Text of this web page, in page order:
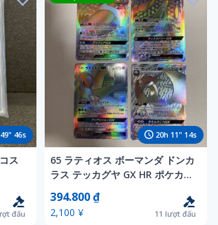
49" 44s
ス
直接
đấu
20h 11" 12s
65 ラティオス ボーマンダ ドンカ
ラス テッカグヤ GX HR ポケカ
ゲーム
394.800 ₫
2,100 ¥ 11 lượt đấu